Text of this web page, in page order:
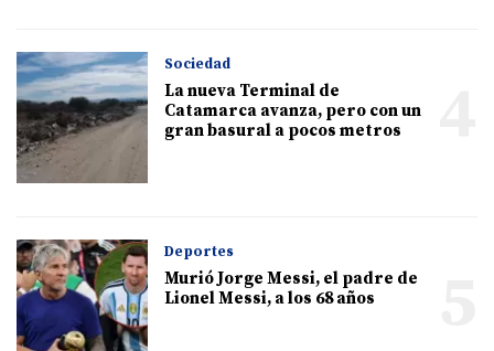
Sociedad
La nueva Terminal de
Catamarca avanza, pero con un
gran basural a pocos metros
Deportes
Murió Jorge Messi, el padre de
Lionel Messi, a los 68 años